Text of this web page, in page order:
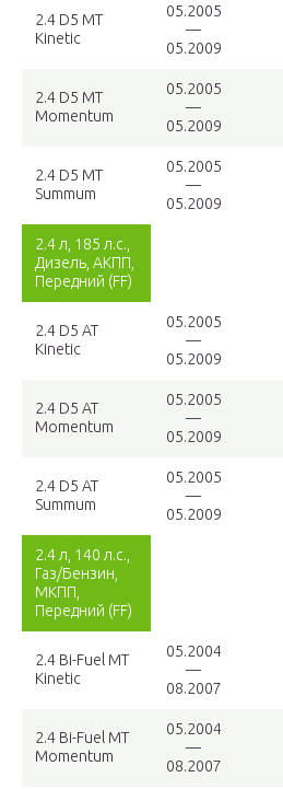
2.4 D5 MT
Kinetic
05.2005
—
05.2009
2.4 D5 MT
Momentum
05.2005
—
05.2009
2.4 D5 MT
Summum
05.2005
—
05.2009
2.4 л, 185 л.с.,
Дизель, АКПП,
Передний (FF)
2.4 D5 AT
Kinetic
05.2005
—
05.2009
2.4 D5 AT
Momentum
05.2005
—
05.2009
2.4 D5 AT
Summum
05.2005
—
05.2009
2.4 л, 140 л.с.,
Газ/Бензин,
МКПП,
Передний (FF)
2.4 Bi-Fuel MT
Kinetic
05.2004
—
08.2007
2.4 Bi-Fuel MT
Momentum
05.2004
—
08.2007